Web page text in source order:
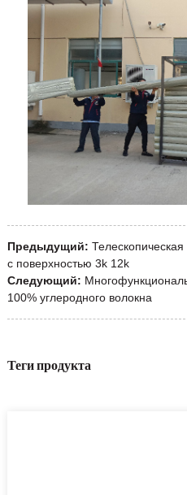
Предыдущий: Телескопическая
с поверхностью 3k 12k
Следующий:
100% углеродного волокна
Теги продукта